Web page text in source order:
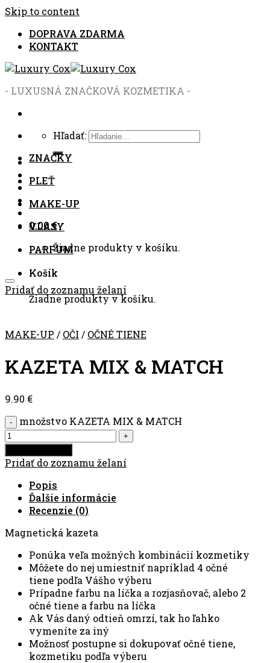
Skip to content
DOPRAVA ZDARMA
KONTAKT
- LUXUSNÁ ZNAČKOVÁ KOZMETIKA -
Hľadať:
0.00€
Žiadne produkty v košíku.
Košík
Žiadne produkty v košíku.
ZNAČKY
PLEŤ
MAKE-UP
VLASY
PARFUM
Pridať do zoznamu želaní
MAKE-UP / OČI / OČNÉ TIENE
KAZETA MIX & MATCH
9.90 €
množstvo KAZETA MIX & MATCH
Pridať do zoznamu želaní
Popis
Ďalšie informácie
Recenzie (0)
Magnetická kazeta
Ponúka veľa možných kombinácií kozmetiky
Môžete do nej umiestniť napríklad 4 očné
tiene podľa Vášho výberu
Prípadne farbu na líčka a rozjasňovač, alebo 2
očné tiene a farbu na líčka
Ak Vás daný odtieň omrzí, tak ho ľahko
vymeníte za iný
Možnosť postupne si dokupovať očné tiene,
kozmetiku podľa výberu